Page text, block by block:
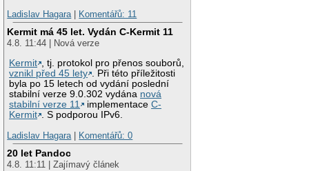
Ladislav Hagara | Komentářů: 11
Kermit má 45 let. Vydán C-Kermit 11
4.8. 11:44 | Nová verze
Kermit , tj. protokol pro přenos souborů,
vznikl před 45 lety . Při této příležitosti
byla po 15 letech od vydání poslední
stabilní verze 9.0.302 vydána nová
stabilní verze 11
implementaceC-
Kermit . S podporou IPv6.
Ladislav Hagara | Komentářů: 0
20 let Pandoc
4.8. 11:11 | Zajímavý článek